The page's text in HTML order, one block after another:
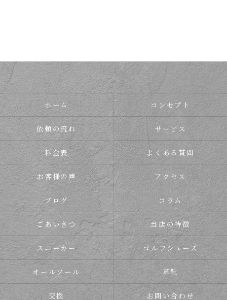
ホーム コンセプト
依頼の流れ サービス
料金表 よくある質問
お客様の声 アクセス
ブログ コラム
ごあいさつ 当店の特徴
スニーカー ゴルフシューズ
オールソール 革靴
交換 お問い合わせ